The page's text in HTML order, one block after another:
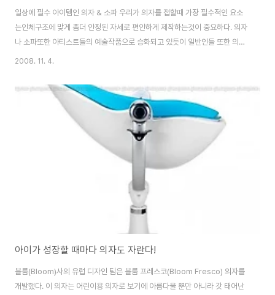
일상에 필수 아이템인 의자 & 소파 우리가 의자를 접할때 가장 필수적인 요소
는인체구조에 맞게 좀더 안정된 자세로 편안하게 제작하는것이 중요하다. 의자
나 소파또한 아티스트들의 예술작품으로 승화되고 있듯이 일반인들 또한 의자
나 소파의 용도를 단순히 실용성만을 염두해두지 않는다 갈수록 높아지는 수준
은 당연한 사실. 의자의 발명? 의자의 기원은 고대이집트 왕조시대에서 비롯되
었다고 한다. 그당시 의자는 앉는다는 용도의 의미보다는 왕족,귀족들의 권위
를 나타내는 상징적인 의미의 의자였다. 계급에 따라 의자의 장식또한 차이가
많이 낫다고 한다 그리스 ~ 로마시대를 거쳐오며 의자는 좀더 효율적으로 용도
에 맞게 변화해오며 좀더 간단하고 편리한 의자..
2008. 11. 4.
아이가 성장할 때마다 의자도 자란다!
블룸(Bloom)사의 유럽 디자인 팀은 블룸 프레스코(Bloom Fresco) 의자를
개발했다. 이 의자는 어린이용 의자로 보기에 아름다울 뿐만 아니라 갓 태어난